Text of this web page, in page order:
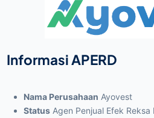
Informasi APERD
Nama Perusahaan Ayovest
Status Agen Penjual Efek Reksa